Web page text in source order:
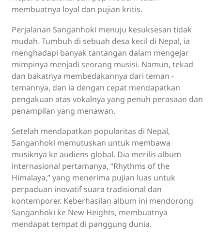
membuatnya loyal dan pujian kritis.
Perjalanan Sanganhoki menuju kesuksesan tidak
mudah. Tumbuh di sebuah desa kecil di Nepal, ia
menghadapi banyak tantangan dalam mengejar
mimpinya menjadi seorang musisi. Namun, tekad
dan bakatnya membedakannya dari teman -
temannya, dan ia dengan cepat mendapatkan
pengakuan atas vokalnya yang penuh perasaan dan
penampilan yang menawan.
Setelah mendapatkan popularitas di Nepal,
Sanganhoki memutuskan untuk membawa
musiknya ke audiens global. Dia merilis album
internasional pertamanya, “Rhythms of the
Himalaya,” yang menerima pujian luas untuk
perpaduan inovatif suara tradisional dan
kontemporer. Keberhasilan album ini mendorong
Sanganhoki ke New Heights, membuatnya
mendapat tempat di panggung dunia.